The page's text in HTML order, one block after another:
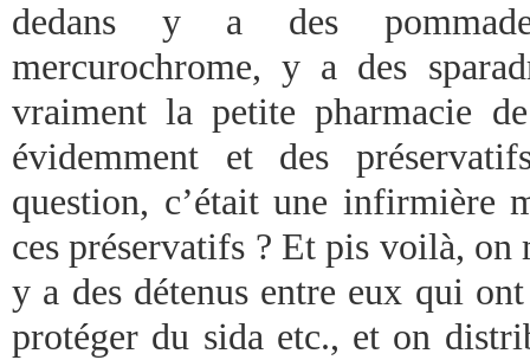
dedans y a des
mercurochrome, y a des
vraiment la petite pharmacie
évidemment et des
question, c’était une infirmière
ces préservatifs ? Et pis voilà, on
y a des détenus entre eux qui
protéger du sida etc., et on